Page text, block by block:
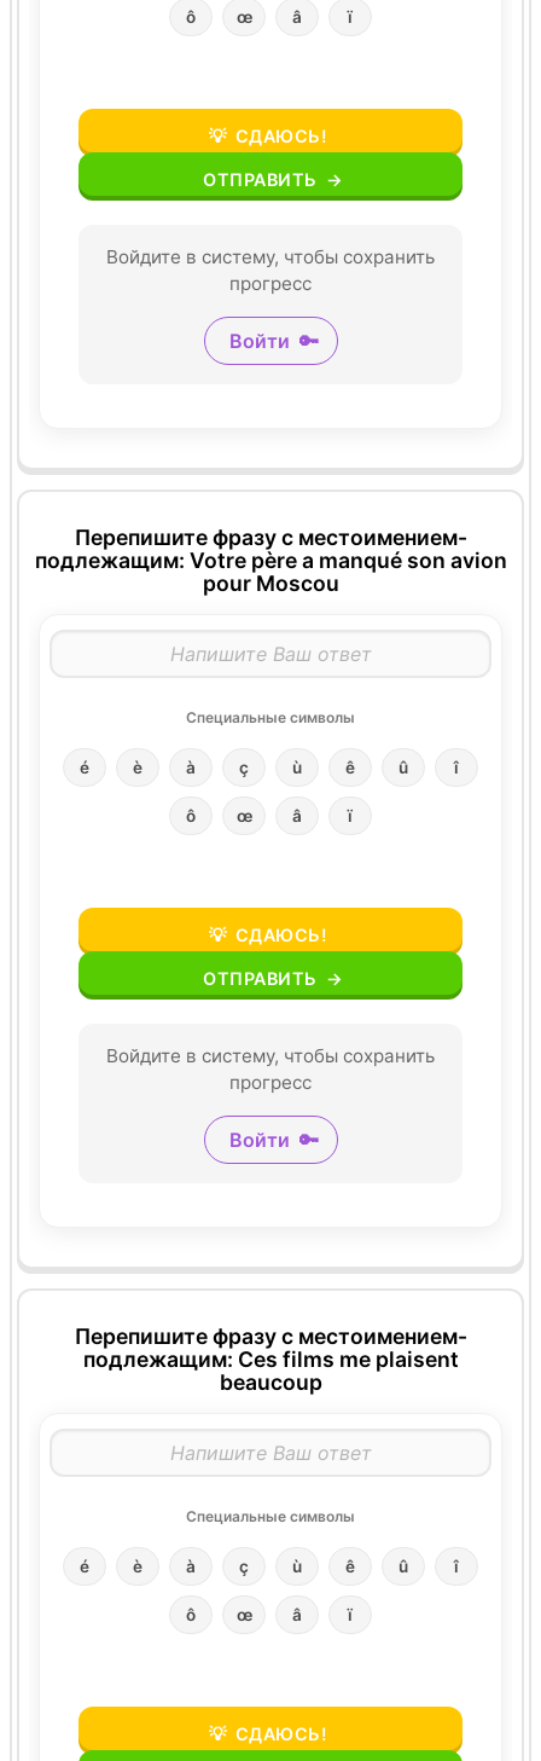
ô œ â ï
💡 СДАЮСЬ!
ОТПРАВИТЬ →
Войдите в систему, чтобы сохранить
прогресс
Войти 🔑
Перепишите фразу с местоимением-
подлежащим: Votre père a manqué son avion
pour Moscou
Специальные символы
é è à ç ù ê û î
ô œ â ï
💡 СДАЮСЬ!
ОТПРАВИТЬ →
Войдите в систему, чтобы сохранить
прогресс
Войти 🔑
Перепишите фразу с местоимением-
подлежащим: Ces films me plaisent
beaucoup
Специальные символы
é è à ç ù ê û î
ô œ â ï
💡 СДАЮСЬ!